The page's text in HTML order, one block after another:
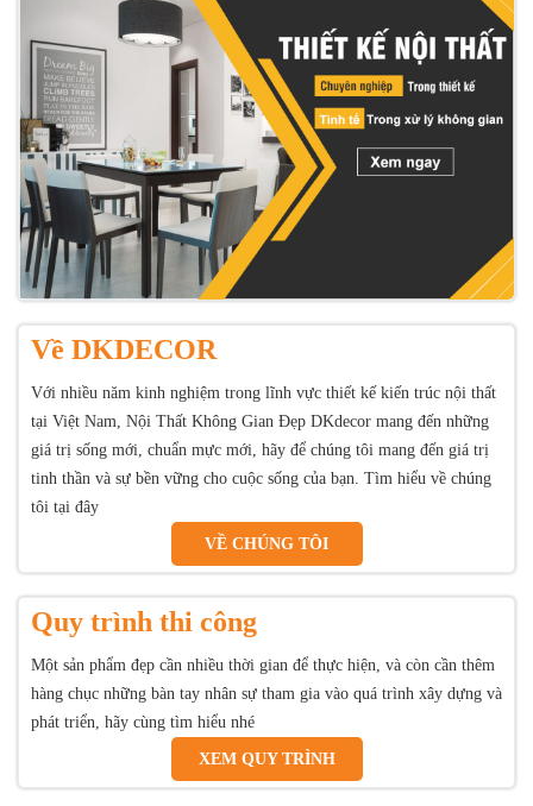
Về DKDECOR
Với nhiều năm kinh nghiệm trong lĩnh vực thiết kế kiến trúc nội thất
tại Việt Nam, Nội Thất Không Gian Đẹp DKdecor mang đến những
giá trị sống mới, chuẩn mực mới, hãy để chúng tôi mang đến giá trị
tinh thần và sự bền vững cho cuộc sống của bạn. Tìm hiểu về chúng
tôi tại đây
VỀ CHÚNG TÔI
Quy trình thi công
Một sản phẩm đẹp cần nhiều thời gian để thực hiện, và còn cần thêm
hàng chục những bàn tay nhân sự tham gia vào quá trình xây dựng và
phát triển, hãy cùng tìm hiểu nhé
XEM QUY TRÌNH